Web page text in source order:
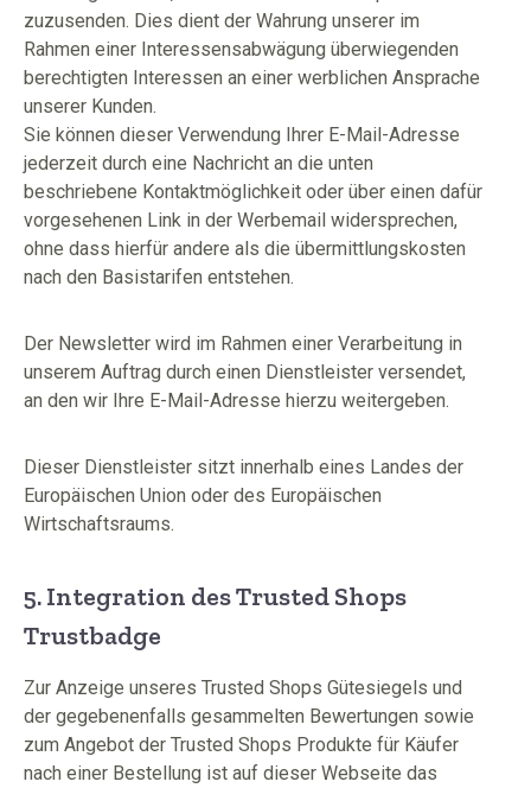
zuzusenden. Dies dient der Wahrung unserer im
Rahmen einer Interessensabwägung überwiegenden
berechtigten Interessen an einer werblichen Ansprache
unserer Kunden.
Sie können dieser Verwendung Ihrer E-Mail-Adresse
jederzeit durch eine Nachricht an die unten
beschriebene Kontaktmöglichkeit oder über einen dafür
vorgesehenen Link in der Werbemail widersprechen,
ohne dass hierfür andere als die übermittlungskosten
nach den Basistarifen entstehen.
Der Newsletter wird im Rahmen einer Verarbeitung in
unserem Auftrag durch einen Dienstleister versendet,
an den wir Ihre E-Mail-Adresse hierzu weitergeben.
Dieser Dienstleister sitzt innerhalb eines Landes der
Europäischen Union oder des Europäischen
Wirtschaftsraums.
5. Integration des Trusted Shops
Trustbadge
Zur Anzeige unseres Trusted Shops Gütesiegels und
der gegebenenfalls gesammelten Bewertungen sowie
zum Angebot der Trusted Shops Produkte für Käufer
nach einer Bestellung ist auf dieser Webseite das